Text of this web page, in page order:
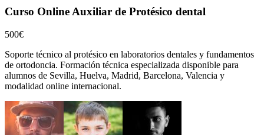
Curso Online Auxiliar de Protésico dental
500€
Soporte técnico al protésico en laboratorios dentales y fundamentos
de ortodoncia. Formación técnica especializada disponible para
alumnos de Sevilla, Huelva, Madrid, Barcelona, Valencia y
modalidad online internacional.